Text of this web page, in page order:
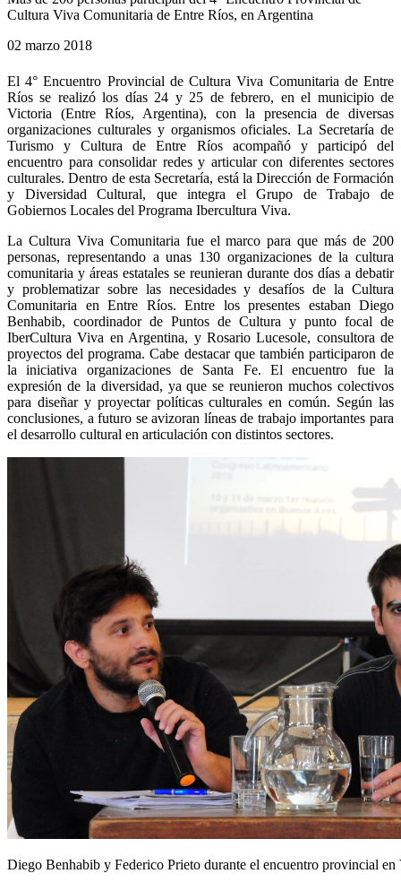
Cultura Viva Comunitaria de Entre Ríos, en Argentina
02 marzo 2018
El 4° Encuentro Provincial de Cultura Viva Comunitaria de Entre
Ríos se realizó los días 24 y 25 de febrero, en el municipio de
Victoria (Entre Ríos, Argentina), con la presencia de diversas
organizaciones culturales y organismos oficiales. La Secretaría de
Turismo y Cultura de Entre Ríos acompañó y participó del
encuentro para consolidar redes y articular con diferentes sectores
culturales. Dentro de esta Secretaría, está la Dirección de Formación
y Diversidad Cultural, que integra el Grupo de Trabajo de
Gobiernos Locales del Programa Ibercultura Viva.
La Cultura Viva Comunitaria fue el marco para que más de 200
personas, representando a unas 130 organizaciones de la cultura
comunitaria y áreas estatales se reunieran durante dos días a debatir
y problematizar sobre las necesidades y desafíos de la Cultura
Comunitaria en Entre Ríos. Entre los presentes estaban Diego
Benhabib, coordinador de Puntos de Cultura y punto focal de
IberCultura Viva en Argentina, y Rosario Lucesole, consultora de
proyectos del programa. Cabe destacar que también participaron de
la iniciativa organizaciones de Santa Fe. El encuentro fue la
expresión de la diversidad, ya que se reunieron muchos colectivos
para diseñar y proyectar políticas culturales en común. Según las
conclusiones, a futuro se avizoran líneas de trabajo importantes para
el desarrollo cultural en articulación con distintos sectores.
Diego Benhabib y Federico Prieto durante el encuentro provincial en